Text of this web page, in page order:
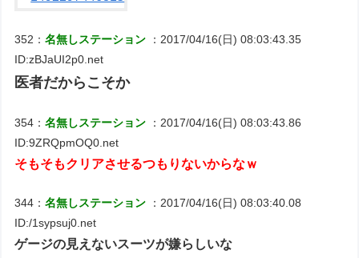
352：名無しステーション
：2017/04/16(日) 08:03:43.35
ID:zBJaUI2p0.net
医者だからこそか
354：名無しステーション
：2017/04/16(日) 08:03:43.86
ID:9ZRQpmOQ0.net
そもそもクリアさせるつもりないからなｗ
344：名無しステーション
：2017/04/16(日) 08:03:40.08
ID:/1sypsuj0.net
ゲージの見えないスーツが嫌らしいな